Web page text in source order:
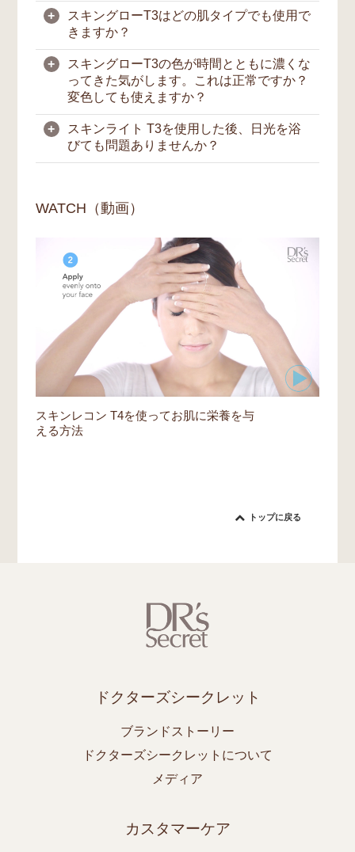
となります。スキングローT3は、肌表面に
働きかけるマイクロエクスフォリエーション
（微細な角質ケア）を促し、肌のターンオー
バーを整える成分を配合しています。一方、
スキンリコンT4は、肌のバリア機能をサポ
ートし、細胞にうるおいと栄養を届けること
で、健やかな肌づくりをサポートします。こ
の2つを組み合わせて使うことで、内側から
輝くような健やかな肌へ導きます。
初めての方には、T3とT4を混ぜて塗布する
たら、T3とT4を別々に使用する集中ケアへ
合わせた使用方法については、担当のスキン
バディにお気軽にご相談ください。
はい、スキングローT3は高濃度の有効成分
が配合されており、肌表面にマイクロエクス
フォリエーション（微細な角質ケア）を促す
処方となっているため、使用時に軽い刺激や
ピリつきを感じることがありますが、これは
一時的かつ生理的な反応であり、通常のこと
です。特に、乾燥している肌や水分不足の状
態では、成分の浸透が早まるため刺激を感じ
やすくなることがあります。また、目に見え
ない小さなダメージや炎症が肌にある場合に
注意ください。
+
スキングローT3はどの肌タイプでも使用で
きますか？
スキングローT3は多くの肌タイプの方にご
使用いただけるよう設計されていますが、敏
感肌の方が使用される際は、肌の状態を見な
がら慎重に取り入れていただくことをおすす
めします。肌が不安定な状態のときは、まず
は保湿を中心とした低刺激のスキンケアで肌
また、敏感肌の方は、事前にパッチテストを
内側など、目立たない箇所に少量を塗布し
て、肌に異常が出ないかを確認してくださ
い。
+
スキングローT3の色が時間とともに濃くな
ってきた気がします。これは正常ですか？
変色しても使えますか？
スキングローT3は、植物由来のエキスをブ
レンドした処方で作られています。これらの
の差異が生じることがあり、製造ロットごと
に色調が異なる場合もございます。
また、合成着色料を使用していないため、時
間の経過とともに植物成分に含まれる天然色
素が酸化し、スキングローT3の色が黄味が
かったり茶色っぽくなることがあります。こ
れは成分の特性による自然な現象であり、品
質や効果には影響ありません。
+
スキンライト T3を使用した後、日光を浴
びても問題ありませんか？
朝に使用した後は、日焼け止めをたっぷりと
塗ることを強くおすすめします。スキンライ
に十分な量の日焼け止めを塗布してくださ
い。
WATCH（動画）
スキンレコン T4を使ってお肌に栄養を与
える方法
トップに戻る
ドクターズシークレット
ブランドストーリー
ドクターズシークレットについて
メディア
カスタマーケア